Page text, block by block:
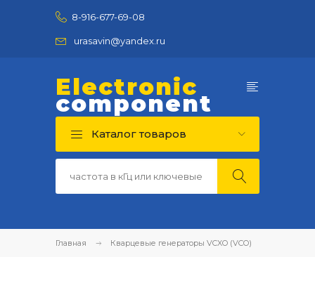
8-916-677-69-08
urasavin@yandex.ru
Electronic
component
Каталог товаров
Главная Кварцевые генераторы VCXO (VCO)